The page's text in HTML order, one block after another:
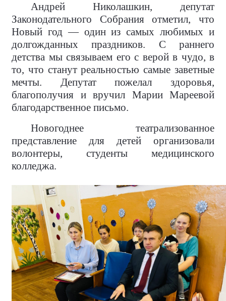
Андрей Николашкин, депутат
Законодательного Собрания отметил, что
Новый год — один из самых любимых и
долгожданных праздников. С раннего
детства мы связываем его с верой в чудо, в
то, что станут реальностью самые заветные
мечты. Депутат пожелал здоровья,
благополучия и вручил Марии Мареевой
благодарственное письмо.
Новогоднее театрализованное
представление для детей организовали
волонтеры, студенты медицинского
колледжа.